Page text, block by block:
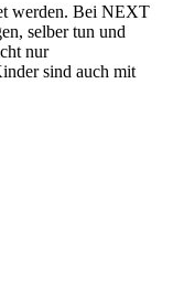
werden. Bei NEXT
selber tun und
nur
sind auch mit